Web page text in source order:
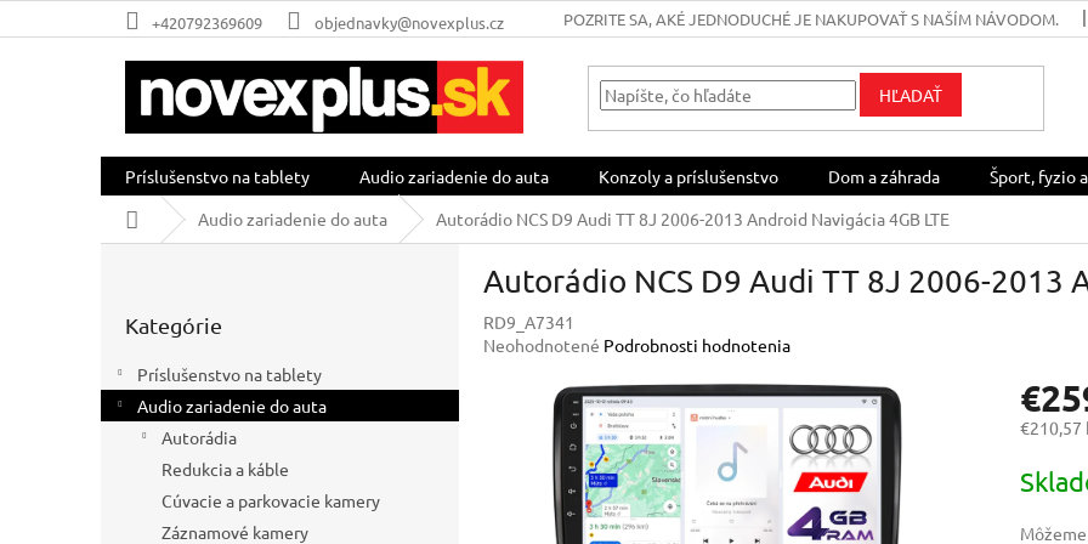
na
+420792369609 objednavky@novexplus.cz POZRITE SA, AKÉ JEDNODUCHÉ JE NAKUPOVAŤ S NAŠÍM NÁVODOM.
HĽADAŤ
Príslušenstvo na tablety Audio zariadenie do auta Konzoly a príslušenstvo Dom a záhrada Šport, fyzio
DomovAudio zariadenie do auta Autorádio NCS D9 Audi TT 8J 2006-2013 Android Navigácia 4GB LTE
p
a
kategórie
Kategórie
Príslušenstvo na tablety
Audio zariadenie do auta
Autorádia
Redukcia a káble
Cúvacie a parkovacie kamery
Záznamové kamery
Autorádio NCS D9 Audi TT 8J 2006-2013
RD9_A7341
Priemerné
hviezdičiek.
Neohodnotené Podrobnosti hodnotenia
€210,57
cena: